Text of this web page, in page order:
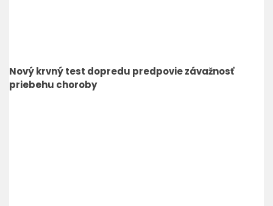
Nový krvný test dopredu predpovie závažnosť
priebehu choroby